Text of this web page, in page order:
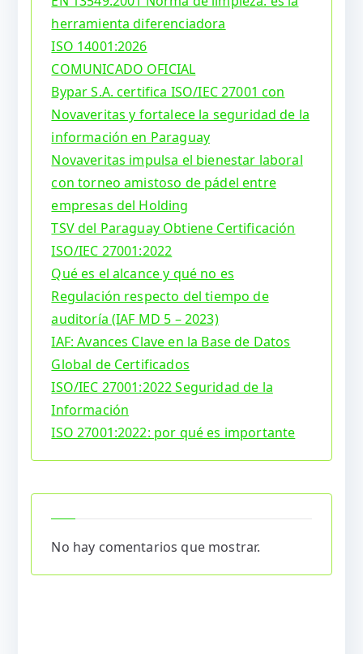
herramienta diferenciadora
ISO 14001:2026
COMUNICADO OFICIAL
Bypar S.A. certifica ISO/IEC 27001 con
Novaveritas y fortalece la seguridad de la
información en Paraguay
Novaveritas impulsa el bienestar laboral
con torneo amistoso de pádel entre
empresas del Holding
TSV del Paraguay Obtiene Certificación
ISO/IEC 27001:2022
Qué es el alcance y qué no es
Regulación respecto del tiempo de
auditoría (IAF MD 5 – 2023)
IAF: Avances Clave en la Base de Datos
Global de Certificados
ISO/IEC 27001:2022 Seguridad de la
Información
ISO 27001:2022: por qué es importante
No hay comentarios que mostrar.